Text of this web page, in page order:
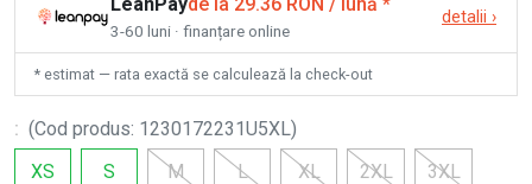
3-60 luni · finanțare online
detalii ›
* estimat — rata exactă se calculează la check-out
: (Cod produs: 1230172231U5XL)
XS
S M L XL 2XL 3XL